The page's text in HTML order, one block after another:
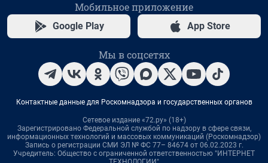
Мобильное приложение
Google Play App Store
Мы в соцсетях
Контактные данные для Роскомнадзора и государственных органов
Сетевое издание «72.ру» (18+)
Зарегистрировано Федеральной службой по надзору в сфере связи,
информационных технологий и массовых коммуникаций (Роскомнадзор)
Запись о регистрации СМИ ЭЛ № ФС 77– 84674 от 06.02.2023 г.
Учредитель: Общество с ограниченной ответственностью "ИНТЕРНЕТ